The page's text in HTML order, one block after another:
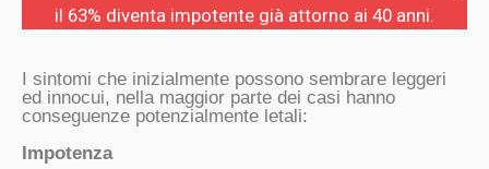
il 63% diventa impotente già attorno ai 40 anni.
I sintomi che inizialmente possono sembrare leggeri
ed innocui, nella maggior parte dei casi hanno
conseguenze potenzialmente letali:
Impotenza